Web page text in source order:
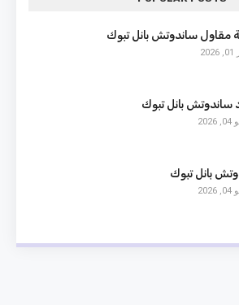
مقاول ساندوتش بانل تبوك
ساندوتش بانل تبوك
بانل تبوك